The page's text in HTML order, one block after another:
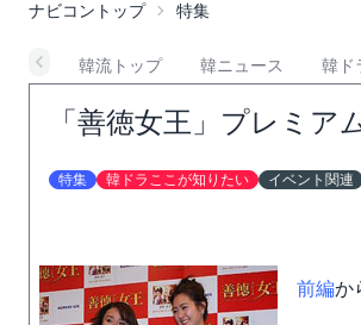
ナビコントップ 特集
韓流トップ 韓ニュース 韓ド
「善徳女王」プレミ
特集 韓ドラここが知りたい イベント関連
前編か